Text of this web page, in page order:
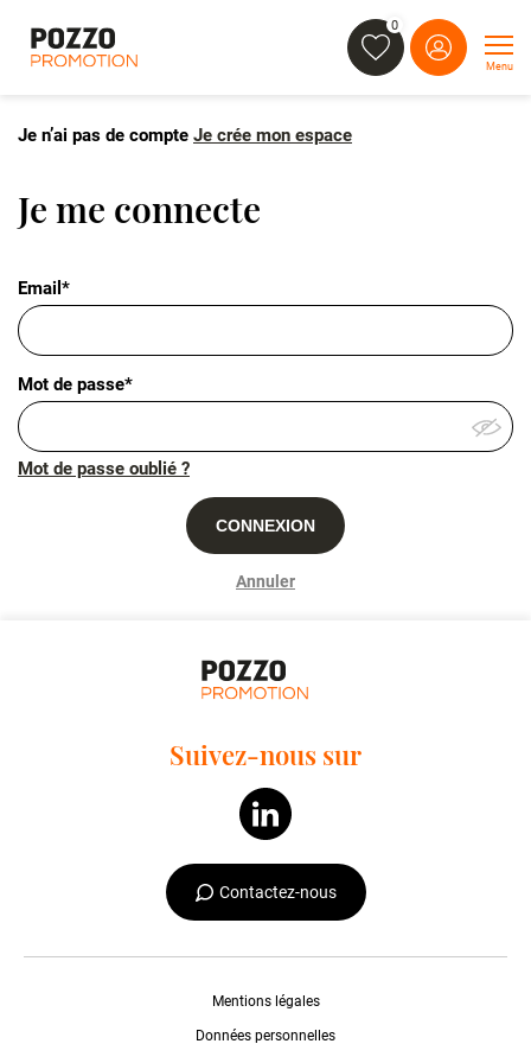
0
Menu
Je n’ai pas de compte Je crée mon espace
Je me connecte
Email*
Mot de passe*
Mot de passe oublié ?
CONNEXION
Annuler
Suivez-nous sur
Contactez-nous
Mentions légales
Données personnelles